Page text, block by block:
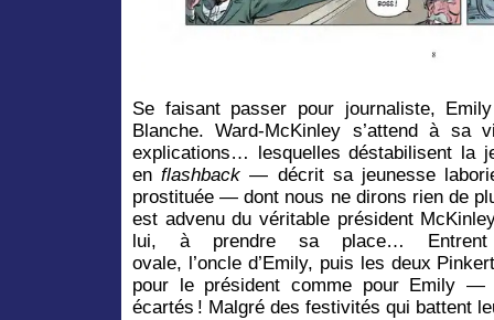
Se faisant passer pour journaliste,
Blanche. Ward-McKinley s’attend à sa
explications… lesquelles déstabilisent la
enflashback — décrit sa jeunesse
prostituée — dont nous ne dirons rien de
est advenu du véritable président
lui, à prendre sa place…
ovale, l’oncle d’Emily, puis les deux
pour le président comme pour Emily —
écartés ! Malgré des festivités qui battent